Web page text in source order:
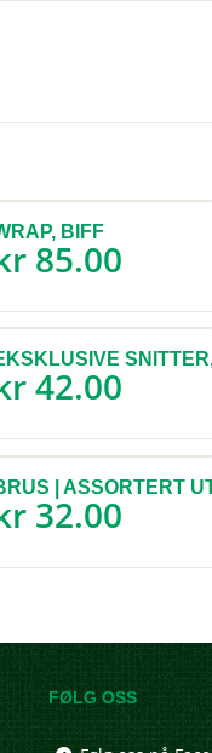
BIFF
85.00
42.00
| ASSORTERT
32.00
FØLG OSS